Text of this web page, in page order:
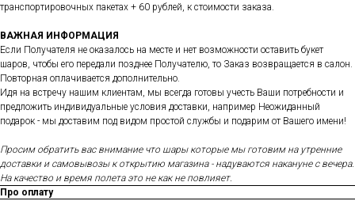
транспортировочных пакетах + 60 рублей, к стоимости заказа.
ВАЖНАЯ ИНФОРМАЦИЯ
Если Получателя не оказалось на месте и нет возможности оставить букет
шаров, чтобы его передали позднее Получателю, то Заказ возвращается в салон.
Повторная оплачивается дополнительно.
Идя на встречу нашим клиентам, мы всегда готовы учесть Ваши потребности и
предложить индивидуальные условия доставки, например Неожиданный
подарок - мы доставим под видом простой службы и подарим от Вашего имени!
Просим обратить вас внимание что шары которые мы готовим на утренние
доставки и самовывозы к открытию магазина - надуваются накануне с вечера.
На качество и время полета это не как не повлияет.
Про оплату